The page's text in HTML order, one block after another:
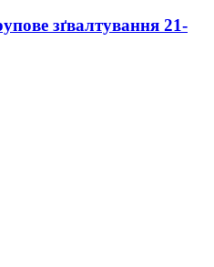
зґвалтування 21-